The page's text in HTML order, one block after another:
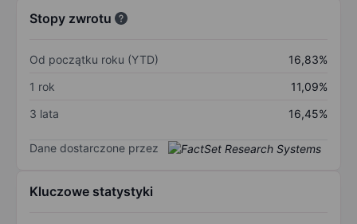
Stopy zwrotu
Od początku roku (YTD)
16,83%
1 rok
11,09%
3 lata
16,45%
Dane dostarczone przez
Kluczowe statystyki